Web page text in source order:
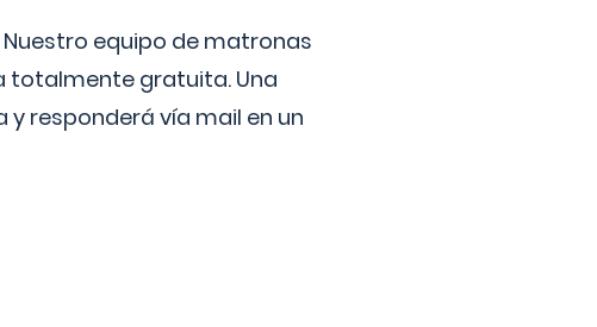
equipo de matronas
totalmente gratuita. Una
responderá vía mail en un